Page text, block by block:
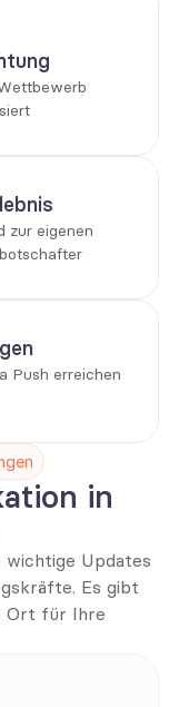
zur eigenen
Push erreichen
in
wichtige Updates
Es gibt
Ort für Ihre